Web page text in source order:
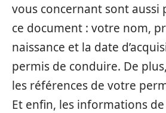
vous concernant sont aussi
ce document : votre nom,
naissance et la date
permis de conduire. De
les références de votre
Et enfin, les informations